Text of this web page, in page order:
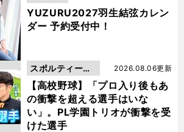
YUZURU2027羽生結弦カレン
ダー 予約受付中！
【高校野球】「プロ入り後もあ
の衝撃を超える選手はいな
い」。PL学園トリオが衝撃を受
けた選手
2026.08.06更新
スポルティーバ
動画